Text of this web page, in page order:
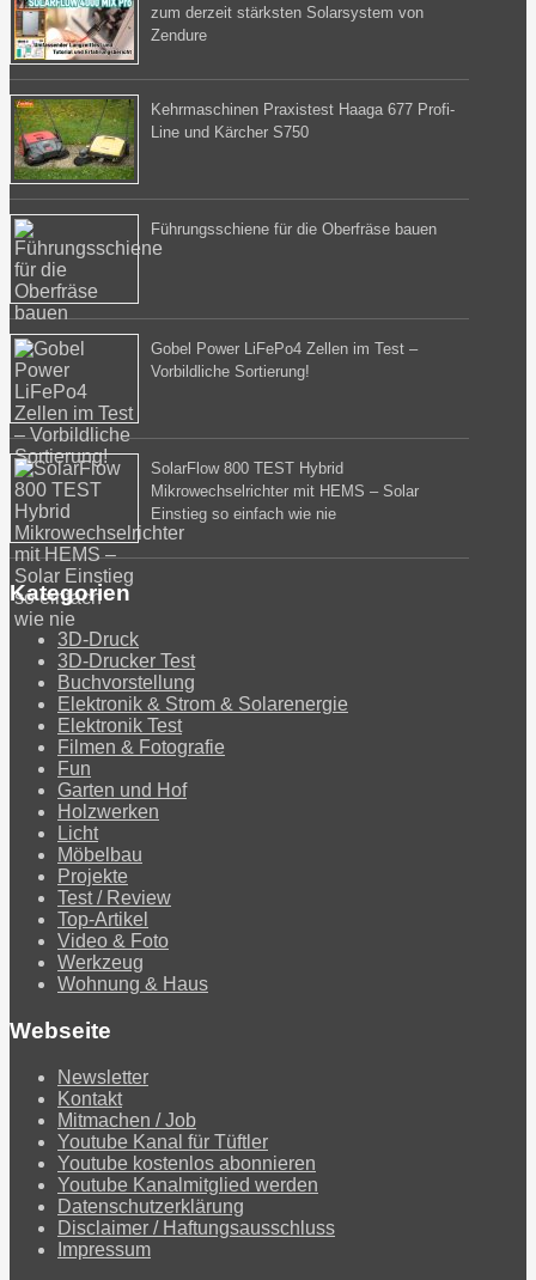
zum derzeit stärksten Solarsystem von
Zendure
Kehrmaschinen Praxistest Haaga 677 Profi-
Line und Kärcher S750
Führungsschiene für die Oberfräse bauen
Gobel Power LiFePo4 Zellen im Test –
Vorbildliche Sortierung!
SolarFlow 800 TEST Hybrid
Mikrowechselrichter mit HEMS – Solar
Einstieg so einfach wie nie
Kategorien
3D-Druck
3D-Drucker Test
Buchvorstellung
Elektronik & Strom & Solarenergie
Elektronik Test
Filmen & Fotografie
Fun
Garten und Hof
Holzwerken
Licht
Möbelbau
Projekte
Test / Review
Top-Artikel
Video & Foto
Werkzeug
Wohnung & Haus
Webseite
Newsletter
Kontakt
Mitmachen / Job
Youtube Kanal für Tüftler
Youtube kostenlos abonnieren
Youtube Kanalmitglied werden
Datenschutzerklärung
Disclaimer / Haftungsausschluss
Impressum